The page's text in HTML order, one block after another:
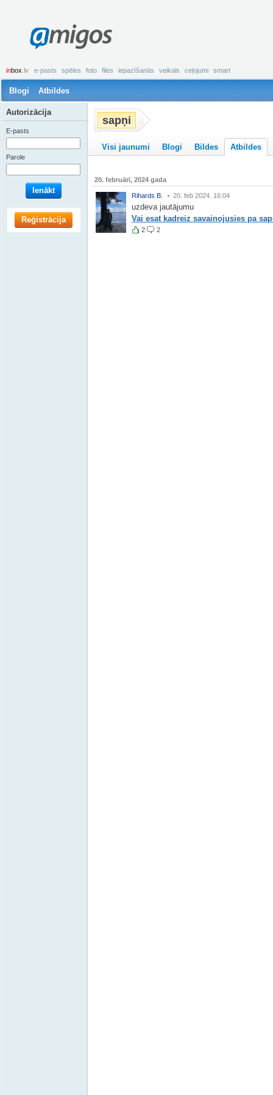
amigos
inbox .lv e-pasts spēles foto files iepazīšanās veikals ceļojumi smart
Blogi Atbildes
sapņi
Visi jaunumi Blogi Bildes Atbildes
20. februārī, 2024 gada
Rihards B. 20. feb 2024. 16:04
uzdeva jautājumu
Vai esat kadreiz savainojusies pa
2 2
Autorizācija
E-pasts
Parole
Ienākt
Reģistrācija